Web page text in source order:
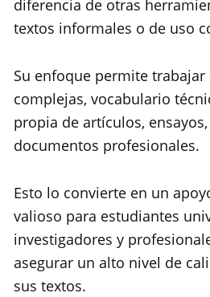
diferencia de otras
textos informales o de uso
Su enfoque permite
complejas, vocabulario
propia de artículos,
documentos profesionales.
Esto lo convierte en un
valioso para estudiantes
investigadores y
asegurar un alto nivel de
sus textos.